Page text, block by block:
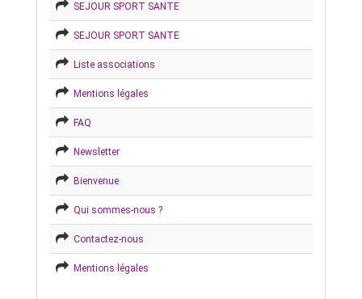
SEJOUR SPORT SANTE
SEJOUR SPORT SANTE
Liste associations
Mentions légales
FAQ
Newsletter
Bienvenue
Qui sommes-nous ?
Contactez-nous
Mentions légales